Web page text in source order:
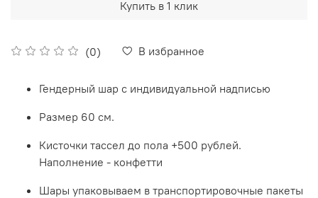
(0) В избранное
Купить в 1 клик
Гендерный шар с индивидуальной надписью
Размер 60 см.
Кисточки тассел до пола +500 рублей.
Наполнение - конфетти
Шары упаковываем в транспортировочные пакеты